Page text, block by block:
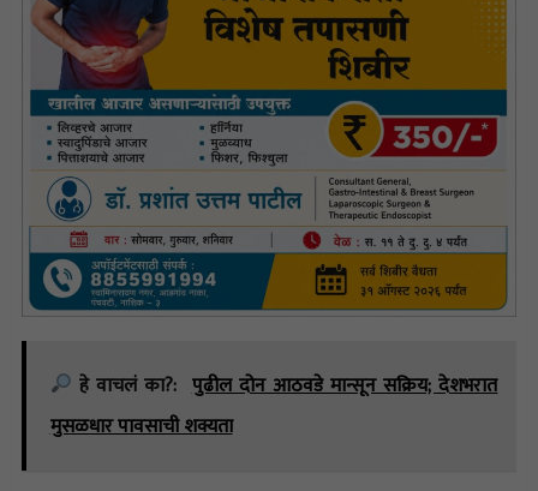
हे वाचलं का?: पुढील दोन आठवडे मान्सून सक्रिय; देशभरात
मुसळधार पावसाची शक्यता